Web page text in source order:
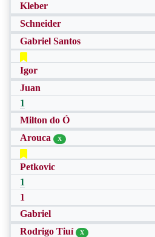
Kleber
Schneider
Gabriel Santos
Igor
Juan
1
Milton do Ó
Arouca
X
Petkovic
1
1
Gabriel
Rodrigo Tiuí
X